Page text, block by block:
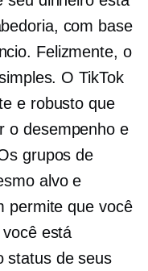
com base
Felizmente, o
O TikTok
e robusto que
o desempenho e
grupos de
alvo e
permite que você
está
status de seus